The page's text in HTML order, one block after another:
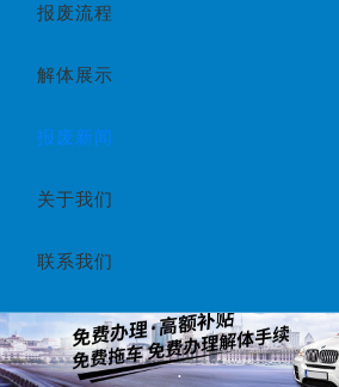
报废流程
解体展示
报废新闻
关于我们
联系我们